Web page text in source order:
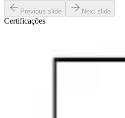
Previous slide Next slide
Certificações